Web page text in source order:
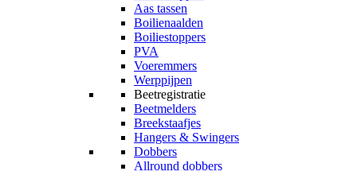
Aas tassen
Boilienaalden
Boiliestoppers
PVA
Voeremmers
Werppijpen
Beetregistratie
Beetmelders
Breekstaafjes
Hangers & Swingers
Dobbers
Allround dobbers